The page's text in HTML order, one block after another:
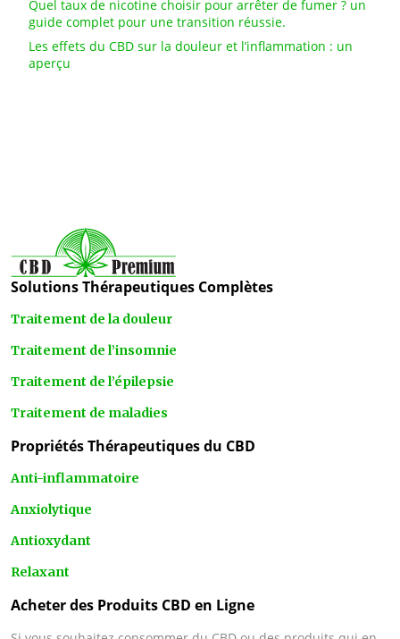
Quel taux de nicotine choisir pour arrêter de fumer ? un
guide complet pour une transition réussie.
Les effets du CBD sur la douleur et l’inflammation : un
aperçu
Solutions Thérapeutiques Complètes
Traitement de la douleur
Traitement de l’insomnie
Traitement de l’épilepsie
Traitement de maladies
Propriétés Thérapeutiques du CBD
Anti-inflammatoire
Anxiolytique
Antioxydant
Relaxant
Acheter des Produits CBD en Ligne